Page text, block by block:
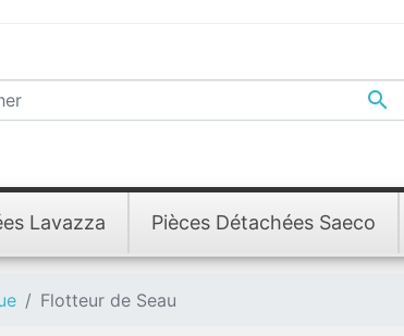

Lavazza Pièces Détachées Saeco
Flotteur de Seau